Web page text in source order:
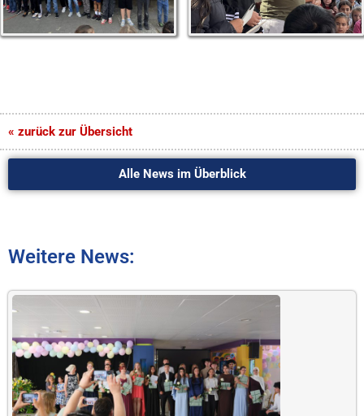
« zurück zur Übersicht
Alle News im Überblick
Weitere News: